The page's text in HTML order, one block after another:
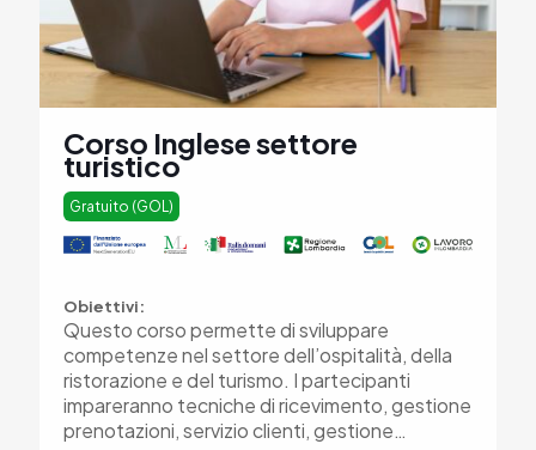
Corso Inglese settore
turistico
Gratuito (GOL)
Obiettivi:
Questo corso permette di sviluppare
competenze nel settore dell’ospitalità, della
ristorazione e del turismo. I partecipanti
impareranno tecniche di ricevimento, gestione
prenotazioni, servizio clienti, gestione…